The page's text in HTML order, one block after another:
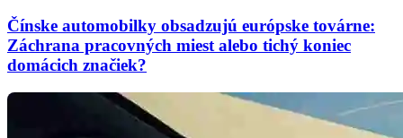
Čínske automobilky obsadzujú európske továrne:
Záchrana pracovných miest alebo tichý koniec
domácich značiek?